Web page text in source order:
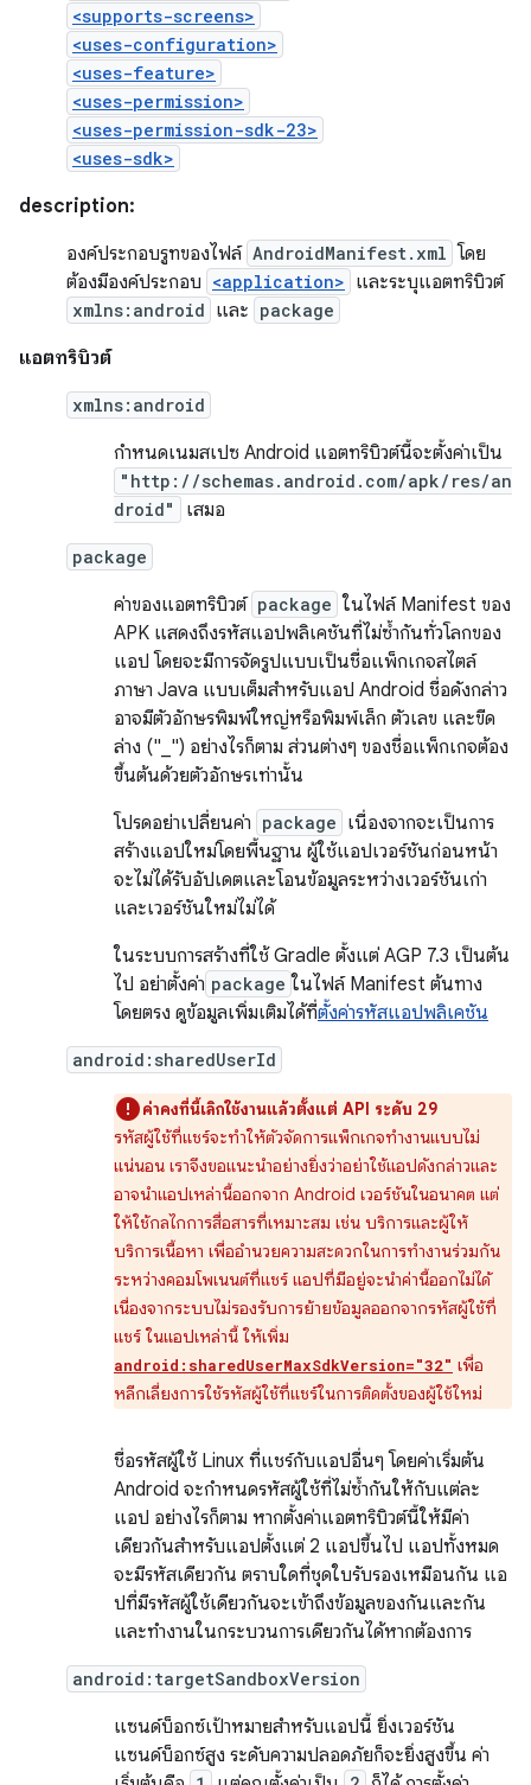
<supports-screens>
<uses-configuration>
<uses-feature>
<uses-permission>
<uses-permission-sdk-23>
<uses-sdk>
description:
องค์ประกอบรูทของไฟล์ AndroidManifest.xml โดย
ต้องมีองค์ประกอบ <application> และระบุแอตทริบิวต์
xmlns:android และ package
แอตทริบิวต์
xmlns:android
กำหนดเนมสเปซ Android แอตทริบิวต์นี้จะตั้งค่าเป็น
"http://schemas.android.com/apk/res/an
droid"
เสมอ
package
ค่าของแอตทริบิวต์ package ในไฟล์ Manifest ของ
APK แสดงถึงรหัสแอปพลิเคชันที่ไม่ซ้ำกันทั่วโลกของ
แอป โดยจะมีการจัดรูปแบบเป็นชื่อแพ็กเกจสไตล์
ภาษา Java แบบเต็มสำหรับแอป Android ชื่อดังกล่าว
อาจมีตัวอักษรพิมพ์ใหญ่หรือพิมพ์เล็ก ตัวเลข และขีด
ล่าง ("_") อย่างไรก็ตาม ส่วนต่างๆ ของชื่อแพ็กเกจต้อง
ขึ้นต้นด้วยตัวอักษรเท่านั้น
โปรดอย่าเปลี่ยนค่า package เนื่องจากจะเป็นการ
สร้างแอปใหม่โดยพื้นฐาน ผู้ใช้แอปเวอร์ชันก่อนหน้า
จะไม่ได้รับอัปเดตและโอนข้อมูลระหว่างเวอร์ชันเก่า
และเวอร์ชันใหม่ไม่ได้
ในระบบการสร้างที่ใช้ Gradle ตั้งแต่ AGP 7.3 เป็นต้น
ไป อย่าตั้งค่า package ในไฟล์ Manifest ต้นทาง
โดยตรง ดูข้อมูลเพิ่มเติมได้ที่ตั้งค่ารหัสแอปพลิเคชัน
android:sharedUserId
ค่าคงที่นี้เลิกใช้งานแล้วตั้งแต่ API ระดับ 29
รหัสผู้ใช้ที่แชร์จะทําให้ตัวจัดการแพ็กเกจทํางานแบบไม่
แน่นอน เราจึงขอแนะนำอย่างยิ่งว่าอย่าใช้แอปดังกล่าวและ
อาจนำแอปเหล่านี้ออกจาก Android เวอร์ชันในอนาคต แต่
ให้ใช้กลไกการสื่อสารที่เหมาะสม เช่น บริการและผู้ให้
บริการเนื้อหา เพื่ออำนวยความสะดวกในการทำงานร่วมกัน
ระหว่างคอมโพเนนต์ที่แชร์ แอปที่มีอยู่จะนำค่านี้ออกไม่ได้
เนื่องจากระบบไม่รองรับการย้ายข้อมูลออกจากรหัสผู้ใช้ที่
แชร์ ในแอปเหล่านี้ ให้เพิ่ม
android:sharedUserMaxSdkVersion="32" เพื่อ
หลีกเลี่ยงการใช้รหัสผู้ใช้ที่แชร์ในการติดตั้งของผู้ใช้ใหม่
ชื่อรหัสผู้ใช้ Linux ที่แชร์กับแอปอื่นๆ โดยค่าเริ่มต้น
Android จะกำหนดรหัสผู้ใช้ที่ไม่ซ้ำกันให้กับแต่ละ
แอป อย่างไรก็ตาม หากตั้งค่าแอตทริบิวต์นี้ให้มีค่า
เดียวกันสำหรับแอปตั้งแต่ 2 แอปขึ้นไป แอปทั้งหมด
จะมีรหัสเดียวกัน ตราบใดที่ชุดใบรับรองเหมือนกัน แอ
ปที่มีรหัสผู้ใช้เดียวกันจะเข้าถึงข้อมูลของกันและกัน
และทำงานในกระบวนการเดียวกันได้หากต้องการ
android:targetSandboxVersion
แซนด์บ็อกซ์เป้าหมายสําหรับแอปนี้ ยิ่งเวอร์ชัน
แซนด์บ็อกซ์สูง ระดับความปลอดภัยก็จะยิ่งสูงขึ้น ค่า